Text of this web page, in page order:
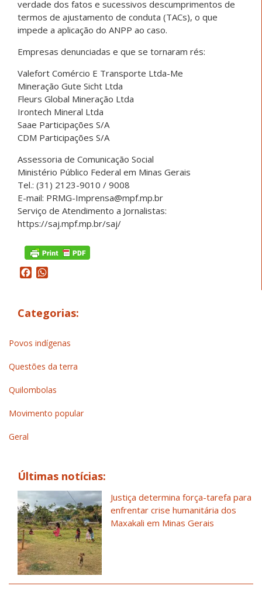
verdade dos fatos e sucessivos descumprimentos de
termos de ajustamento de conduta (TACs), o que
impede a aplicação do ANPP ao caso.
Empresas denunciadas e que se tornaram rés:
Valefort Comércio E Transporte Ltda-Me
Mineração Gute Sicht Ltda
Fleurs Global Mineração Ltda
Irontech Mineral Ltda
Saae Participações S/A
CDM Participações S/A
Assessoria de Comunicação Social
Ministério Público Federal em Minas Gerais
Tel.: (31) 2123-9010 / 9008
E-mail: PRMG-Imprensa@mpf.mp.br
Serviço de Atendimento a Jornalistas:
https://saj.mpf.mp.br/saj/
Facebook
Categorias:
Povos indígenas
Questões da terra
Quilombolas
Movimento popular
Geral
Últimas notícias:
Justiça determina força-tarefa para
enfrentar crise humanitária dos
Maxakali em Minas Gerais